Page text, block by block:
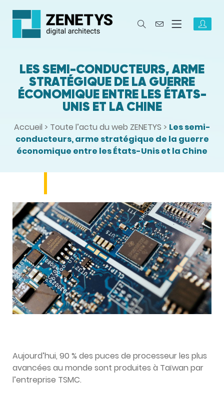
LES SEMI-CONDUCTEURS, ARME
STRATÉGIQUE DE LA GUERRE
ÉCONOMIQUE ENTRE LES ÉTATS-
UNIS ET LA CHINE
Accueil > Toute l’actu du web ZENETYS > Les semi-
conducteurs, arme stratégique de la guerre
économique entre les États-Unis et la Chine
Aujourd’hui, 90 % des puces de processeur les plus
avancées au monde sont produites à Taïwan par
l’entreprise TSMC.